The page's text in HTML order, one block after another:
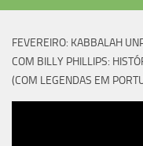
FEVEREIRO: KABBALAH
COM BILLY PHILLIPS:
(COM LEGENDAS EM